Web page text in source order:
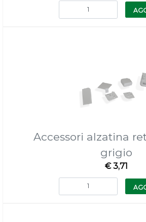
Quantità
Accessori alzatina
grigio
€ 3,71
Quantità